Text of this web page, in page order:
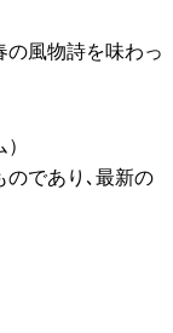
の風物詩を味わっ
であり､最新の